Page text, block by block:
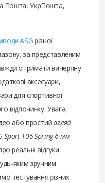
Пошта, УкрПошта,
ASG різної
за представленим
отримати вичерпну
аксесуари,
для спортивної
відпочинку. Увага,
або простийогляд
Sport 106 Spring 6 мм
реальні відгуки
яким зручним
тестування різних